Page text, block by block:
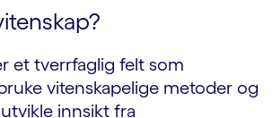
et tverrfaglig felt som
vitenskapelige metoder og
innsikt fra